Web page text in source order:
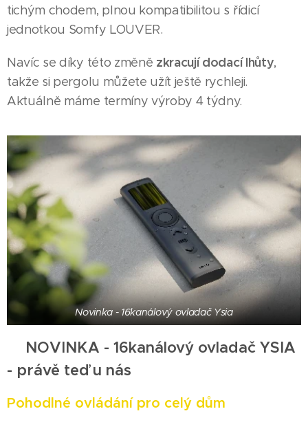
tichým chodem, plnou kompatibilitou s řídicí
jednotkou Somfy LOUVER.
Navíc se díky této změně zkracují dodací lhůty,
takže si pergolu můžete užít ještě rychleji.
Aktuálně máme termíny výroby 4 týdny.
Novinka - 16kanálový ovladač Ysia
NOVINKA - 16kanálový ovladač YSIA
- právě teď u nás
Pohodlné ovládání pro celý dům